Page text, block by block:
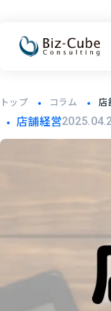
トップ コラム 店
店舗経営